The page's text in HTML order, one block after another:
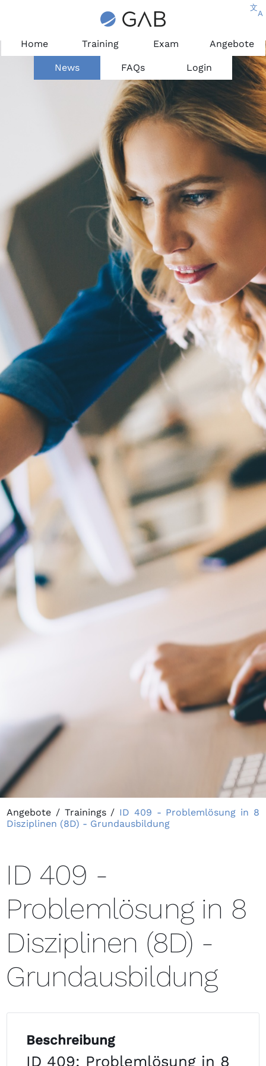
文
A
Home Training Exam Angebote
News FAQs Login
Angebote / Trainings/ ID 409 - Problemlösung in 8
Disziplinen (8D) - Grundausbildung
ID 409 -
Problemlösung in 8
Disziplinen (8D) -
Grundausbildung
Beschreibung
ID 409: Problemlösung in 8